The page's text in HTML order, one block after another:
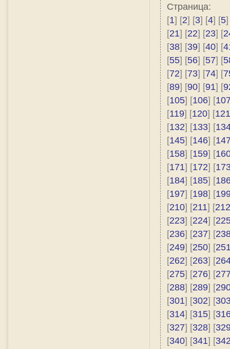
Страница:
[1] [2] [3] [4] [5]
[21] [22] [23] [
[38] [39] [40] [
[55] [56] [57] [
[72] [73] [74] [
[89] [90] [91] [
[105] [106] [
[119] [120] [121
[132] [133] [
[145] [146] [
[158] [159] [
[171] [172] [
[184] [185] [
[197] [198] [
[210] [211] [212
[223] [224] [
[236] [237] [
[249] [250] [
[262] [263] [
[275] [276] [
[288] [289] [
[301] [302] [
[314] [315] [
[327] [328] [
[340] [341] [